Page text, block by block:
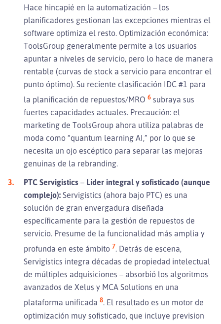
Hace hincapié en la automatización – los
planificadores gestionan las excepciones mientras el
software optimiza el resto. Optimización económica:
ToolsGroup generalmente permite a los usuarios
apuntar a niveles de servicio, pero lo hace de manera
rentable (curvas de stock a servicio para encontrar el
punto óptimo). Su reciente clasificación IDC #1 para
la planificación de repuestos/MRO 6 subraya sus
fuertes capacidades actuales. Precaución: el
marketing de ToolsGroup ahora utiliza palabras de
moda como “quantum learning AI,” por lo que se
necesita un ojo escéptico para separar las mejoras
genuinas de la rebranding.
PTC Servigistics – Líder integral y sofisticado (aunque
complejo): Servigistics (ahora bajo PTC) es una
solución de gran envergadura diseñada
específicamente para la gestión de repuestos de
servicio. Presume de la funcionalidad más amplia y
profunda en este ámbito 7. Detrás de escena,
Servigistics integra décadas de propiedad intelectual
de múltiples adquisiciones – absorbió los algoritmos
avanzados de Xelus y MCA Solutions en una
plataforma unificada 8. El resultado es un motor de
optimización muy sofisticado, que incluye prevision